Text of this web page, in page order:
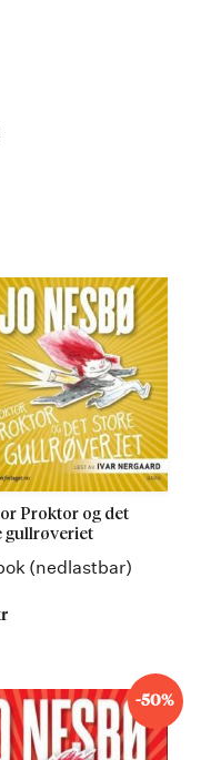
Proktor og det
gullrøveriet
(nedlastbar)
-50%